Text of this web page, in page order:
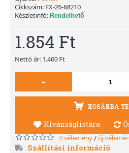
Cikkszám: FX-26-68210
Készletinfó: Rendelhető
1.854 Ft
Nettó ár: 1.460 Ft
-
KOSÁRBA
Kívánságlistára
0 vélemény/ új
Szállítási információ